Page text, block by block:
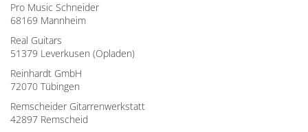
Pro Music Schneider
68169 Mannheim
Real Guitars
51379 Leverkusen (Opladen)
Reinhardt GmbH
72070 Tübingen
Remscheider Gitarrenwerkstatt
42897 Remscheid